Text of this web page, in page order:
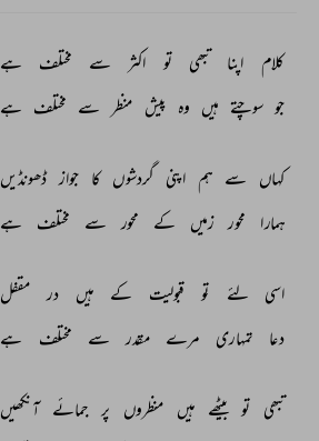
کلام اپنا تبھی تو اکثر سے مختلف
ہے
جو سوچتے ہیں وہ پیش منظر سے مختلف ہے
کہاں سے ہم اپنی گردشوں کا جواز ڈھونڈیں
ہمارا
محور زمیں کے محور سے مختلف ہے
اسی لئے تو قبولیت کے ہیں در
مقفل
دعا
تمہاری مرے مقدر سے مختلف ہے
تبھی تو بیٹھے ہیں منظروں پر جمائے آنکھیں